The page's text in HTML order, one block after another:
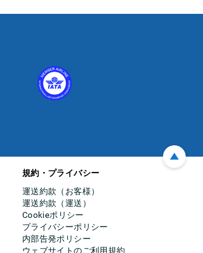
規約・プライバシー
運送約款（お客様）
運送約款（運送）
Cookieポリシー
プライバシーポリシー
内部告発ポリシー
ウェブサイトのご利用規約